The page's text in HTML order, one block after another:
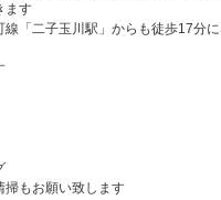
ます
「二子玉川駅」からも徒歩17分
もお願い致します